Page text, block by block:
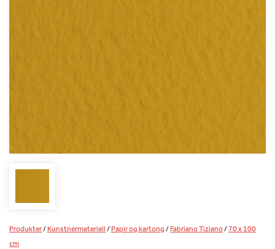
Produkter/Kunstnermateriell/Papir og kartong/Fabriano Tiziano/70 x 100
cm